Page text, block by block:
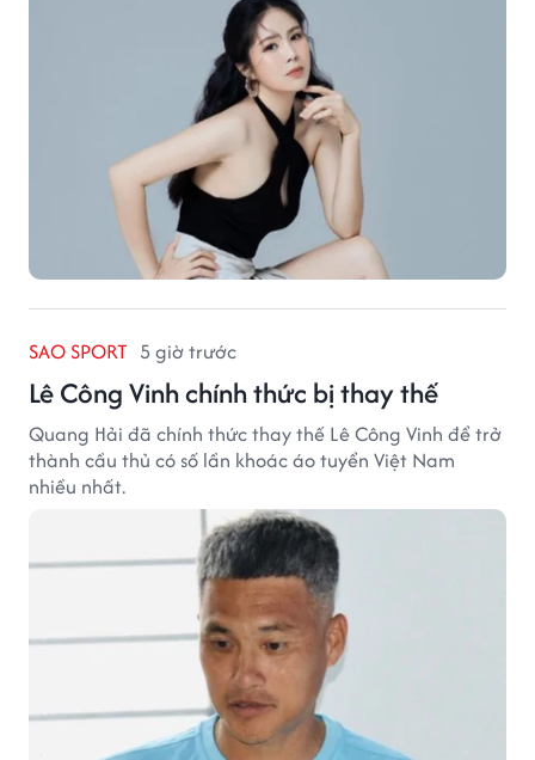
SAO SPORT 5 giờ trước
Lê Công Vinh chính thức bị thay thế
Quang Hải đã chính thức thay thế Lê Công Vinh để trở
thành cầu thủ có số lần khoác áo tuyển Việt Nam
nhiều nhất.